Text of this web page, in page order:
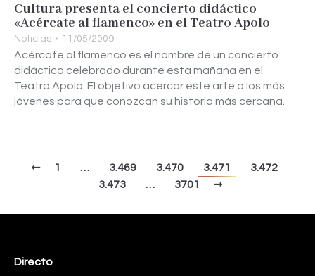
Cultura presenta el concierto didáctico
«Acércate al flamenco» en el Teatro Apolo
Noticias 11/05/2009
Acércate al flamenco es el nombre de un concierto
didáctico celebrado durante esta mañana en el
Teatro Apolo. El objetivo acercar este arte a los más
jóvenes para que conozcan su historia más cercana.
1 … 3.469 3.470 3.471
3.472
3.473
… 3701
Directo